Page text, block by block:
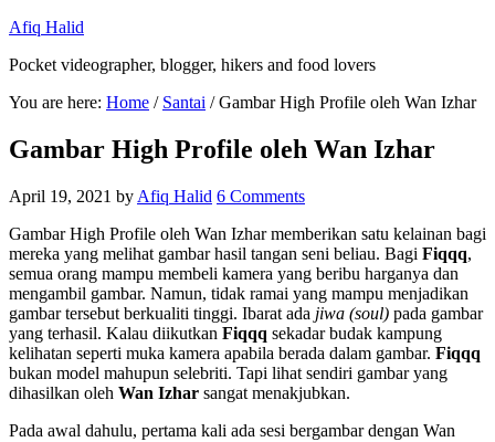
Afiq Halid
Pocket videographer, blogger, hikers and food lovers
You are here: Home / Santai /Gambar High Profile oleh Wan Izhar
Gambar High Profile oleh Wan Izhar
April 19, 2021 by Afiq Halid 6 Comments
Gambar High Profile oleh Wan Izhar memberikan satu kelainan bagi
mereka yang melihat gambar hasil tangan seni beliau. Bagi Fiqqq,
semua orang mampu membeli kamera yang beribu harganya dan
mengambil gambar. Namun, tidak ramai yang mampu menjadikan
gambar tersebut berkualiti tinggi. Ibarat ada jiwa (soul) pada gambar
yang terhasil. Kalau diikutkan Fiqqq sekadar budak kampung
kelihatan seperti muka kamera apabila berada dalam gambar. Fiqqq
bukan model mahupun selebriti. Tapi lihat sendiri gambar yang
dihasilkan oleh Wan Izhar sangat menakjubkan.
Pada awal dahulu, pertama kali ada sesi bergambar dengan Wan